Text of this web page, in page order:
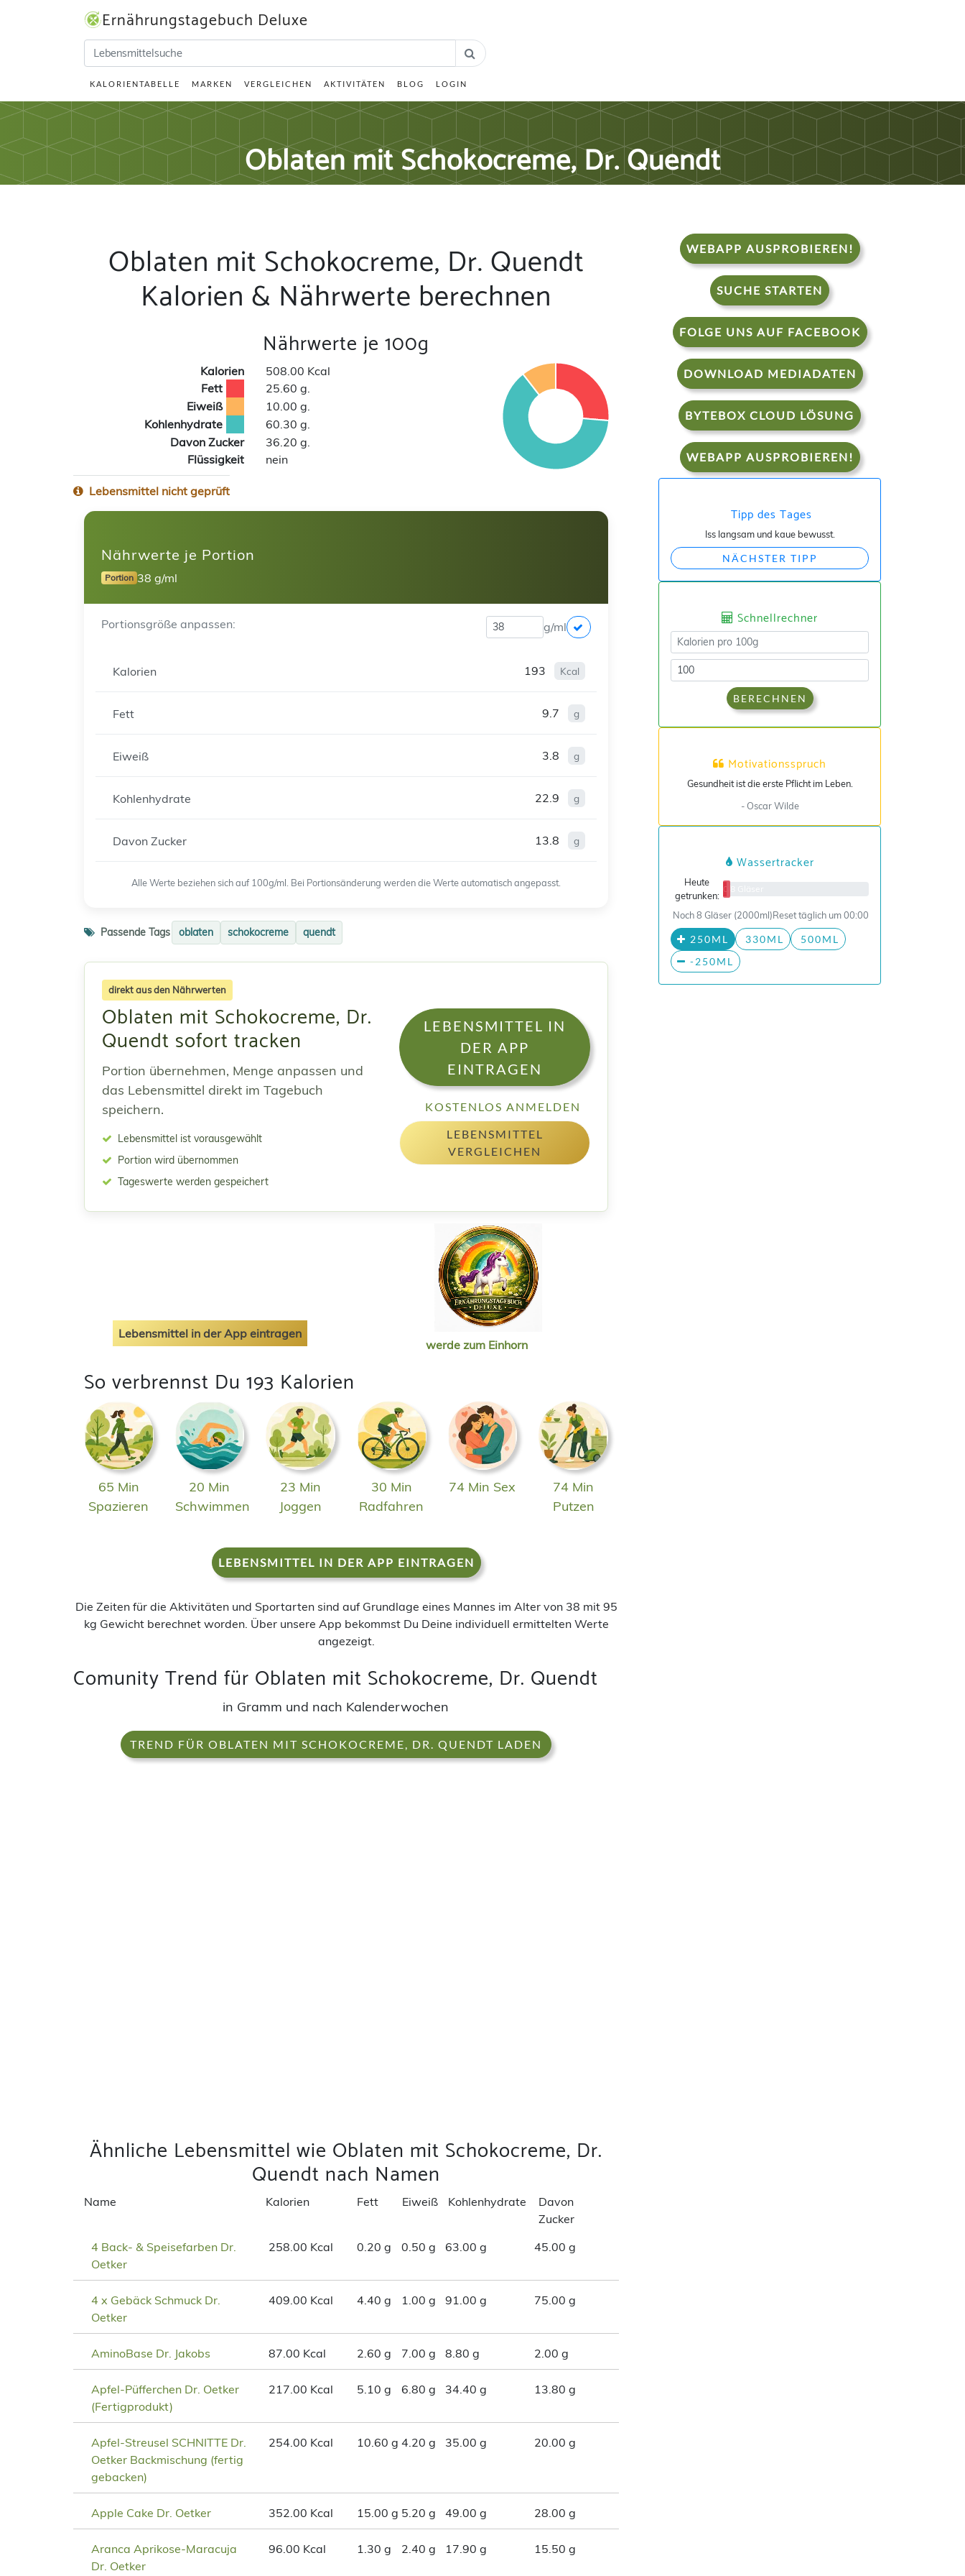
Ernährungstagebuch Deluxe
KALORIENTABELLE MARKEN VERGLEICHEN AKTIVITÄTEN BLOG LOGIN
Oblaten mit Schokocreme, Dr. Quendt
Oblaten mit Schokocreme, Dr. Quendt
Kalorien & Nährwerte berechnen
Nährwerte je 100g
Kalorien
508.00 Kcal
Fett
25.60 g.
Eiweiß
10.00 g.
Kohlenhydrate
60.30 g.
Davon Zucker
36.20 g.
Flüssigkeit
nein
Lebensmittel nicht geprüft
Nährwerte je Portion
Portion 38 g/ml
Portionsgröße anpassen: g/ml
Kalorien 193 Kcal
Fett 9.7 g
Eiweiß 3.8 g
Kohlenhydrate 22.9 g
Davon Zucker 13.8 g
Alle Werte beziehen sich auf 100g/ml. Bei Portionsänderung werden die Werte automatisch angepasst.
Passende Tags oblaten schokocreme quendt
direkt aus den Nährwerten
Oblaten mit Schokocreme, Dr.
Quendt sofort tracken
Portion übernehmen, Menge anpassen und
das Lebensmittel direkt im Tagebuch
speichern.
Lebensmittel ist vorausgewählt
Portion wird übernommen
Tageswerte werden gespeichert
LEBENSMITTEL IN
DER APP
EINTRAGEN
KOSTENLOS ANMELDEN
LEBENSMITTEL
VERGLEICHEN
Lebensmittel in der App eintragen
werde zum Einhorn
So verbrennst Du 193 Kalorien
65 Min
Spazieren
20 Min
Schwimmen
23 Min
Joggen
30 Min
Radfahren
74 Min Sex
74 Min
Putzen
LEBENSMITTEL IN DER APP EINTRAGEN
Die Zeiten für die Aktivitäten und Sportarten sind auf Grundlage eines Mannes im Alter von 38 mit 95
kg Gewicht berechnet worden. Über unsere App bekommst Du Deine individuell ermittelten Werte
angezeigt.
Comunity Trend für Oblaten mit Schokocreme, Dr. Quendt
in Gramm und nach Kalenderwochen
TREND FÜR OBLATEN MIT SCHOKOCREME, DR. QUENDT LADEN
Ähnliche Lebensmittel wie Oblaten mit Schokocreme, Dr.
Quendt nach Namen
Name Kalorien Fett Eiweiß Kohlenhydrate
Davon
Zucker
4 Back- & Speisefarben Dr.
Oetker
258.00 Kcal 0.20 g 0.50 g 63.00 g 45.00 g
4 x Gebäck Schmuck Dr.
Oetker
409.00 Kcal 4.40 g 1.00 g 91.00 g 75.00 g
AminoBase Dr. Jakobs 87.00 Kcal 2.60 g 7.00 g 8.80 g 2.00 g
Apfel-Püfferchen Dr. Oetker
(Fertigprodukt)
217.00 Kcal 5.10 g 6.80 g 34.40 g 13.80 g
Apfel-Streusel SCHNITTE Dr.
Oetker Backmischung (fertig
gebacken)
254.00 Kcal 10.60 g 4.20 g 35.00 g 20.00 g
Apple Cake Dr. Oetker 352.00 Kcal 15.00 g 5.20 g 49.00 g 28.00 g
Aranca Aprikose-Maracuja
Dr. Oetker
96.00 Kcal 1.30 g 2.40 g 17.90 g 15.50 g
WEBAPP AUSPROBIEREN!
SUCHE STARTEN
FOLGE UNS AUF FACEBOOK
DOWNLOAD MEDIADATEN
BYTEBOX CLOUD LÖSUNG
WEBAPP AUSPROBIEREN!
Tipp des Tages
Iss langsam und kaue bewusst.
NÄCHSTER TIPP
Schnellrechner
BERECHNEN
Motivationsspruch
Gesundheit ist die erste Pflicht im Leben.
- Oscar Wilde
Wassertracker
Heute
getrunken:
0/8 Gläser
Noch 8 Gläser (2000ml)Reset täglich um 00:00
250ML 330ML
500ML
-250ML